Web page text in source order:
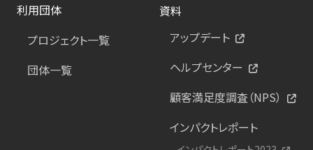
利用団体
プロジェクト一覧
団体一覧
資料
アップデート
ヘルプセンター
顧客満足度調査（NPS）
インパクトレポート